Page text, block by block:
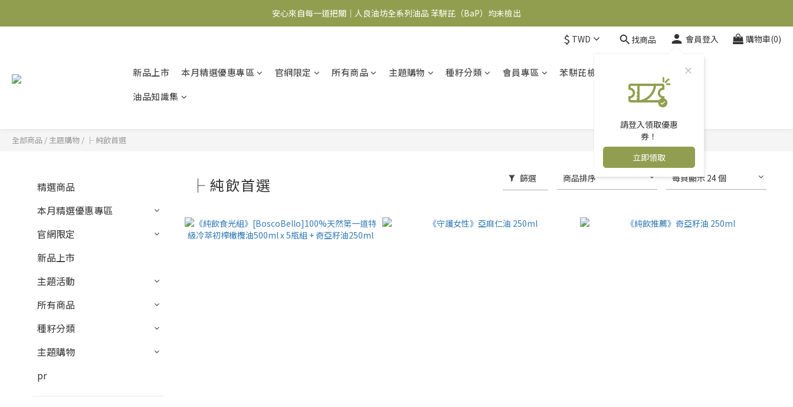
食在安心 油你開始｜下單滿額送調味料+穀粉
安心來自每一道把關｜人良油坊全系列油品 苯駢芘（BaP）均未檢出
$ TWD 找商品 會員登入
請登入領取優惠
券！
立即領取
購物車(0)
新品上市 本月精選優惠專區 官網限定 所有商品 主題購物 種籽分類 會員專區 苯駢芘檢驗報告
油品知識集
全部商品 / 主題購物 / ├ 純飲首選
精選商品
本月精選優惠專區
官網限定
新品上市
主題活動
所有商品
種籽分類
主題購物
pr
├ 純飲首選 篩選 商品排序 每頁顯示 24 個